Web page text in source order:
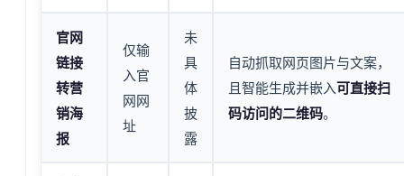
官网
链接
转营
销海
报
仅输
入官
网网
址
未
具
体
披
露
自动抓取网页图片与文案，
且智能生成并嵌入可直接扫
码访问的二维码。